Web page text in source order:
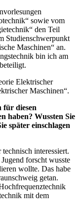
sowie vom
den Teil
Studienschwerpunkt
Maschinen“ an.
bin ich am
Elektrischer
Maschinen“.
für diesen
haben? Wussten Sie
später einschlagen
interessiert.
forscht wusste
wollte. Das habe
getan.
mit dem